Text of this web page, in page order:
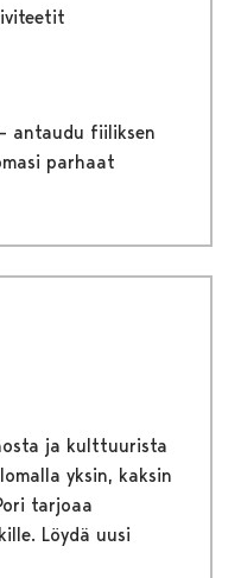
antaudu fiiliksen
parhaat
ja kulttuurista
yksin, kaksin
tarjoaa
Löydä uusi